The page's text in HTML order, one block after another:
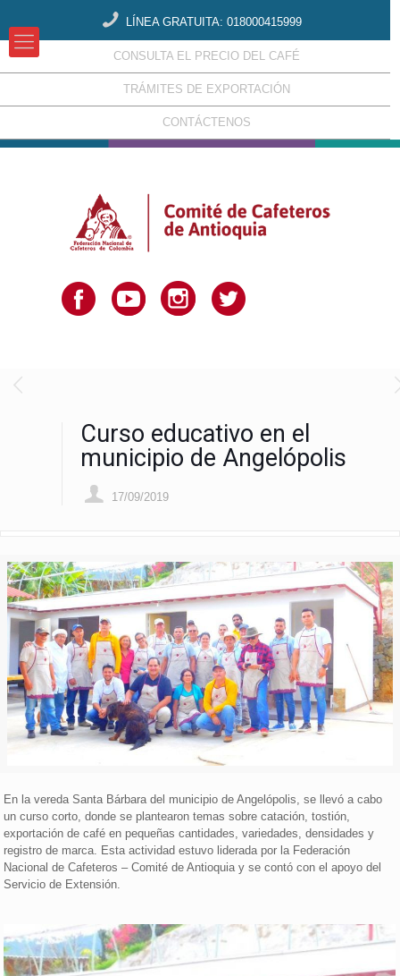
LÍNEA GRATUITA: 018000415999
CONSULTA EL PRECIO DEL CAFÉ
TRÁMITES DE EXPORTACIÓN
CONTÁCTENOS
Curso educativo en el
municipio de Angelópolis
17/09/2019
En la vereda Santa Bárbara del municipio de Angelópolis, se llevó a cabo
un curso corto, donde se plantearon temas sobre catación, tostión,
exportación de café en pequeñas cantidades, variedades, densidades y
registro de marca. Esta actividad estuvo liderada por la Federación
Nacional de Cafeteros – Comité de Antioquia y se contó con el apoyo del
Servicio de Extensión.